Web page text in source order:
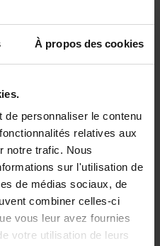
À propos des cookies
personnaliser le contenu
relatives aux
notre trafic. Nous
sur l'utilisation de
de médias sociaux, de
combiner celles-ci
vous leur avez fournies
votre utilisation de leurs
plus tard sur la carte.
?
vous souhaitez mettre sur le
et vous verrez ce qui suit à
chargé.
Si cela a été effectué avec
Vous pouvez maintenant